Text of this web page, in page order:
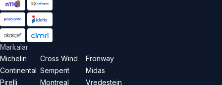
Markalar
Michelin
Continental
Pirelli
Cross Wind
Semperit
Montreal
Fronway
Midas
Vredestein